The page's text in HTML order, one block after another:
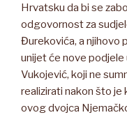
Hrvatsku da bi se
odgovornost za
Đurekovića, a njihovo
unijet će nove
Vukojević, koji ne
realizirati nakon što je
ovog dvojca